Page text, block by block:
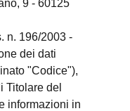
9 - 60125
n. 196/2003 -
dei dati
"Codice"),
Titolare del
informazioni in